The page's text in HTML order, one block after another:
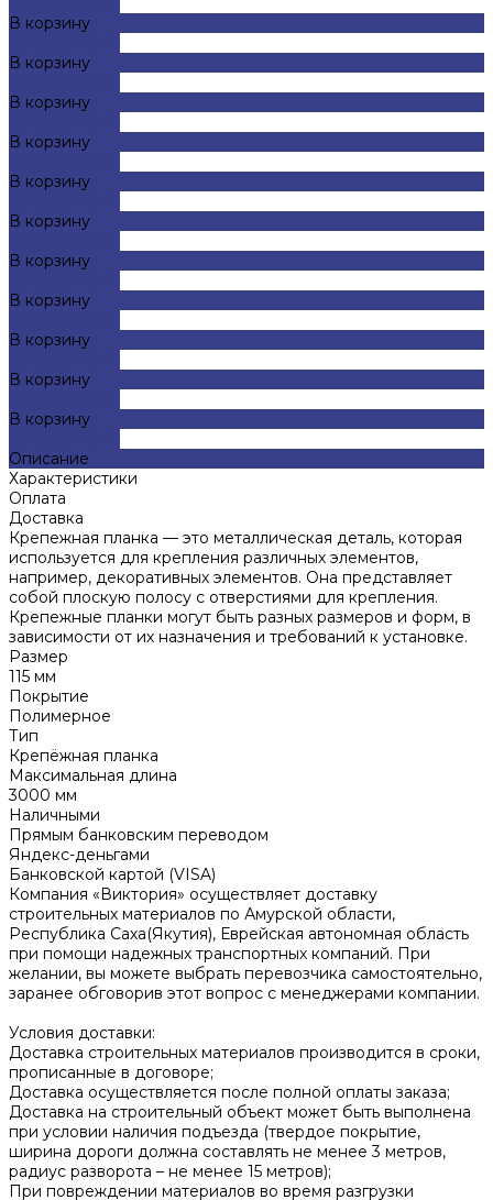
В корзину
В корзину
В корзину
В корзину
В корзину
В корзину
В корзину
В корзину
В корзину
В корзину
В корзину
Описание
Характеристики
Оплата
Доставка
Крепежная планка — это металлическая деталь, которая
используется для крепления различных элементов,
например, декоративных элементов. Она представляет
собой плоскую полосу с отверстиями для крепления.
Крепежные планки могут быть разных размеров и форм, в
зависимости от их назначения и требований к установке.
Размер
115 мм
Покрытие
Полимерное
Тип
Крепёжная планка
Максимальная длина
3000 мм
Наличными
Прямым банковским переводом
Яндекс-деньгами
Банковской картой (VISA)
Компания «Виктория» осуществляет доставку
строительных материалов по Амурской области,
Республика Саха(Якутия), Еврейская автономная область
при помощи надежных транспортных компаний. При
желании, вы можете выбрать перевозчика самостоятельно,
заранее обговорив этот вопрос с менеджерами компании.
Условия доставки:
Доставка строительных материалов производится в сроки,
прописанные в договоре;
Доставка осуществляется после полной оплаты заказа;
Доставка на строительный объект может быть выполнена
при условии наличия подъезда (твердое покрытие,
ширина дороги должна составлять не менее 3 метров,
радиус разворота – не менее 15 метров);
При повреждении материалов во время разгрузки